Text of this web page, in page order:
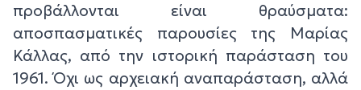
προβάλλονται είναι θραύσματα:
αποσπασματικές παρουσίες της Μαρίας
Κάλλας, από την ιστορική παράσταση του
1961. Όχι ως αρχειακή αναπαράσταση, αλλά